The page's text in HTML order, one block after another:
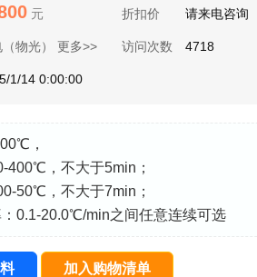
元 折扣价 请来电咨询
（物光） 更多>> 访问次数 4718
1/14 0:00:00
，
400℃，不大于5min；
50℃，不大于7min；
0.1-20.0℃/min之间任意连续可选
加入购物清单